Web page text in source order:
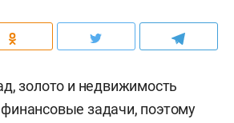
золото и недвижимость
задачи, поэтому